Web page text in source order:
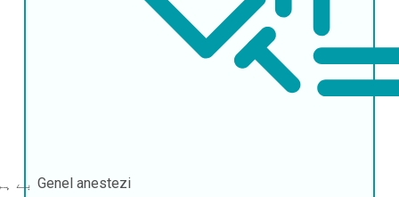
Genel anestezi